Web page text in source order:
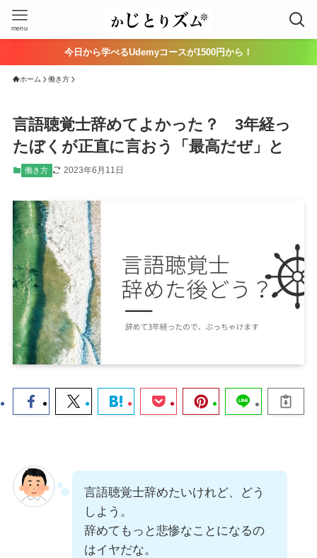
menu
今日から学べるUdemyコースが1500円から！
ホーム 働き方
言語聴覚士辞めてよかった？ 3年経っ
たぼくが正直に言おう「最高だぜ」と
働き方 2023年6月11日
言語聴覚士辞めたいけれど、どう
しよう。
辞めてもっと悲惨なことになるの
はイヤだな。